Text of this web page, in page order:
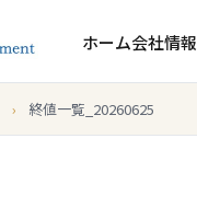
ホーム会社情報
› 終値一覧_20260625